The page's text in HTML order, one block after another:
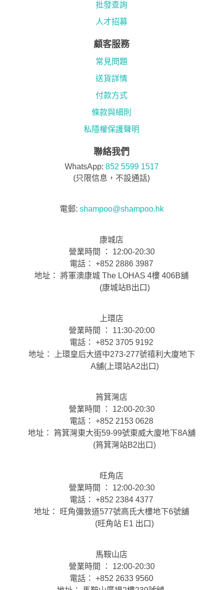
批發查詢
人才招募
顧客服務
常見問題
送貨詳情
付款方式
條款與細則
私隱權保護聲明
聯絡我們
WhatsApp: 852 5599 1517
(只限信息，不設通話)
電郵: shampoo@shampoo.hk
康城店
營業時間 ： 12:00-20:30
電話： +852 2886 3987
地址： 將軍澳康城 The LOHAS 4樓 406B舖
(康城站B出口)
上環店
營業時間 ： 11:30-20:00
電話： +852 3705 9192
地址： 上環皇后大道中273-277號禧利大廈地下
A舖(上環站A2出口)
筲箕灣店
營業時間 ： 12:00-20:30
電話： +852 2153 0628
地址： 筲箕灣東大街59-99號東威大廈地下8A舖
(筲箕灣站B2出口)
旺角店
營業時間 ： 12:00-20:30
電話： +852 2384 4377
地址： 旺角彌敦道577號高氏大樓地下6號舖
(旺角站 E1 出口)
馬鞍山店
營業時間 ： 12:00-20:30
電話： +852 2633 9560